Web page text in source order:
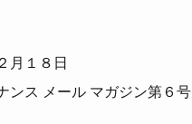
月１８日
ンス メール マガジン第６号